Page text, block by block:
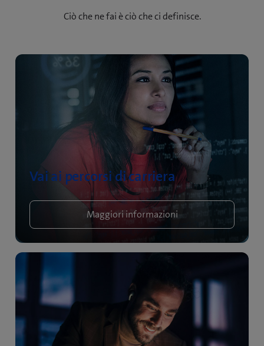
Ciò che ne fai è ciò che ci definisce.
Vai ai percorsi di carriera
Maggiori informazioni